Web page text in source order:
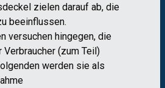
zielen darauf ab, die
beeinflussen.
versuchen hingegen, die
Verbraucher (zum Teil)
werden sie als